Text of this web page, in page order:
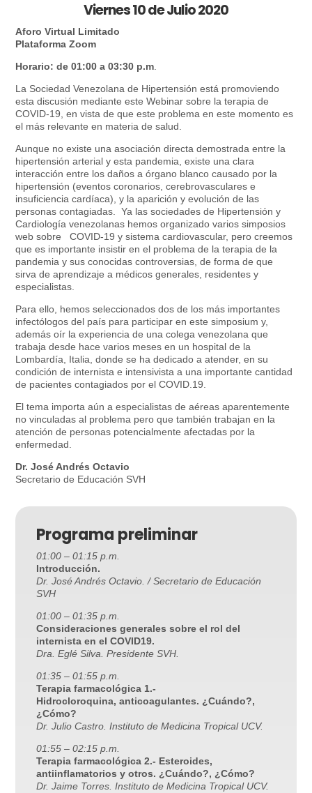
Viernes 10 de Julio 2020
Aforo Virtual Limitado
Plataforma Zoom
Horario: de 01:00 a 03:30 p.m
La Sociedad Venezolana de Hipertensión está promoviendo
esta discusión mediante este Webinar sobre la terapia de
COVID-19, en vista de que este problema en este momento es
el más relevante en materia de salud.
Aunque no existe una asociación directa demostrada entre la
hipertensión arterial y esta pandemia, existe una clara
interacción entre los daños a órgano blanco causado por la
hipertensión (eventos coronarios, cerebrovasculares e
insuficiencia cardíaca), y la aparición y evolución de las
personas contagiadas. Ya las sociedades de Hipertensión y
Cardiología venezolanas hemos organizado varios simposios
web sobre COVID-19 y sistema cardiovascular, pero creemos
que es importante insistir en el problema de la terapia de la
pandemia y sus conocidas controversias, de forma de que
sirva de aprendizaje a médicos generales, residentes y
especialistas.
Para ello, hemos seleccionados dos de los más importantes
infectólogos del país para participar en este simposium y,
además oír la experiencia de una colega venezolana que
trabaja desde hace varios meses en un hospital de la
Lombardía, Italia, donde se ha dedicado a atender, en su
condición de internista e intensivista a una importante cantidad
de pacientes contagiados por el COVID.19.
El tema importa aún a especialistas de aéreas aparentemente
no vinculadas al problema pero que también trabajan en la
atención de personas potencialmente afectadas por la
enfermedad.
Dr. José Andrés Octavio
Secretario de Educación SVH
Programa preliminar
01:00 – 01:15 p.m.
Introducción.
Dr. José Andrés Octavio. /Secretario de Educación
SVH
01:00 – 01:35 p.m.
Consideraciones generales sobre el rol del
internista en el COVID19.
Dra. Eglé Silva. Presidente SVH.
01:35 – 01:55 p.m.
Terapia farmacológica 1.-
Hidrocloroquina, anticoagulantes. ¿Cuándo?,
¿Cómo?
Dr. Julio Castro. Instituto de Medicina Tropical UCV.
01:55 – 02:15 p.m.
Terapia farmacológica 2.- Esteroides,
antiinflamatorios y otros. ¿Cuándo?, ¿Cómo?
Dr. Jaime Torres. Instituto de Medicina Tropical UCV.